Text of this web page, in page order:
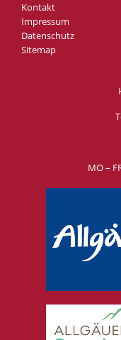
Kontakt
Impressum
Datenschutz
Sitemap
MO –